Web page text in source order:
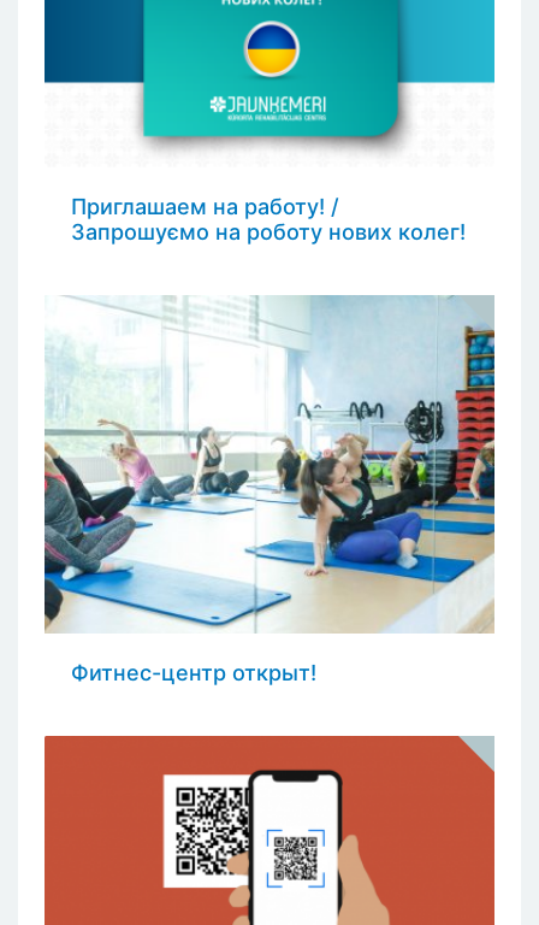
Приглашаем на работу! /
Запрошуємо на роботу нових колег!
Фитнес-центр открыт!